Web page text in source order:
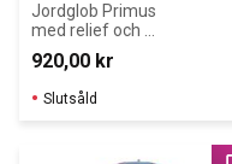
Jordglob Primus
med relief och
belysning, 30 cm
i diameter.
920,00 kr
Slutsåld